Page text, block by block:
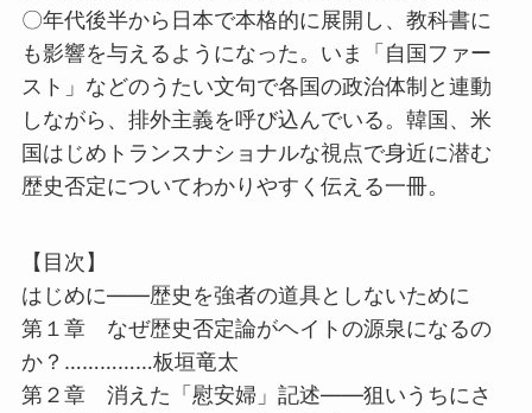
〇年代後半から日本で本格的に展開し、教科書に
も影響を与えるようになった。いま「自国ファー
スト」などのうたい文句で各国の政治体制と連動
しながら、排外主義を呼び込んでいる。韓国、米
国はじめトランスナショナルな視点で身近に潜む
歴史否定についてわかりやすく伝える一冊。
【目次】
はじめに――歴史を強者の道具としないために
第１章 なぜ歴史否定論がヘイトの源泉になるの
か？……………板垣竜太
第２章 消えた「慰安婦」記述――狙いうちにさ